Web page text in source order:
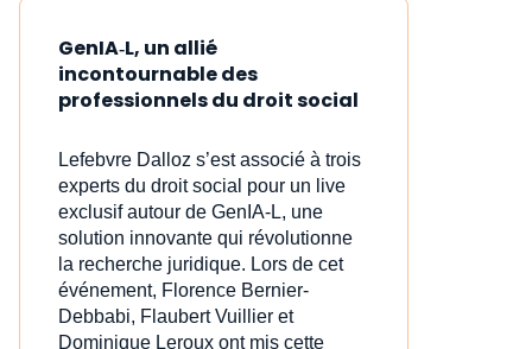
GenIA‑L, un allié
incontournable des
professionnels du droit social
Lefebvre Dalloz s’est associé à trois
experts du droit social pour un live
exclusif autour de GenIA‑L, une
solution innovante qui révolutionne
la recherche juridique. Lors de cet
événement, Florence Bernier-
Debbabi, Flaubert Vuillier et
Dominique Leroux ont mis cette